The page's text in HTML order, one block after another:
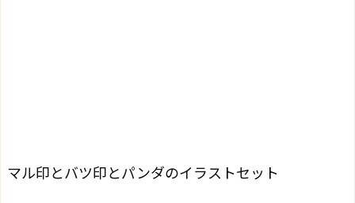
マル印とバツ印とパンダのイラストセット